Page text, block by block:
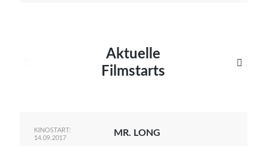
Aktuelle
Filmstarts

KINOSTART:
14.09.2017
MR. LONG